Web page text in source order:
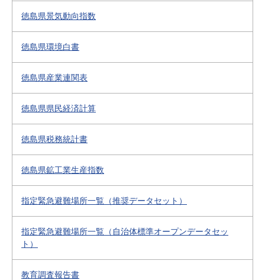
徳島県景気動向指数
徳島県環境白書
徳島県産業連関表
徳島県県民経済計算
徳島県税務統計書
徳島県鉱工業生産指数
指定緊急避難場所一覧（推奨データセット）
指定緊急避難場所一覧（自治体標準オープンデータセッ
ト）
教育調査報告書